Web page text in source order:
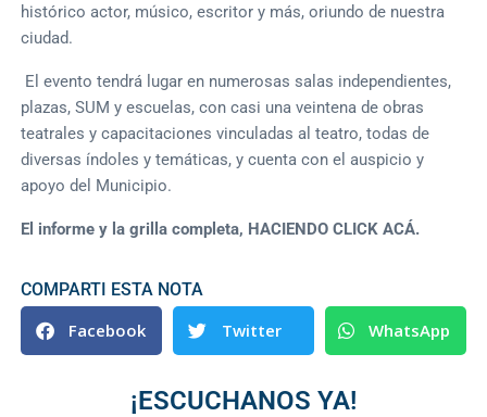
histórico actor, músico, escritor y más, oriundo de nuestra
ciudad.
El evento tendrá lugar en numerosas salas independientes,
plazas, SUM y escuelas, con casi una veintena de obras
teatrales y capacitaciones vinculadas al teatro, todas de
diversas índoles y temáticas, y cuenta con el auspicio y
apoyo del Municipio.
El informe y la grilla completa, HACIENDO CLICK ACÁ.
COMPARTI ESTA NOTA
Facebook Twitter WhatsApp
¡ESCUCHANOS YA!